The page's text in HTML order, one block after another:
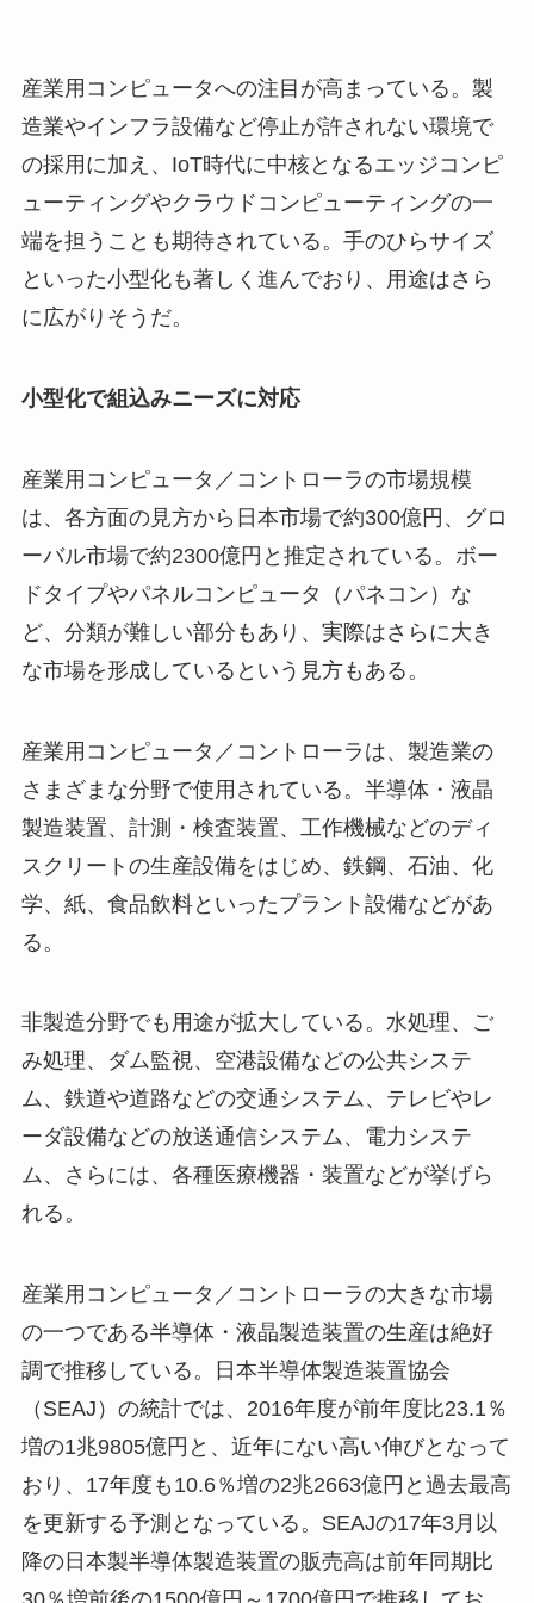
産業用コンピュータへの注目が高まっている。製
造業やインフラ設備など停止が許されない環境で
の採用に加え、IoT時代に中核となるエッジコンピ
ューティングやクラウドコンピューティングの一
端を担うことも期待されている。手のひらサイズ
といった小型化も著しく進んでおり、用途はさら
に広がりそうだ。
小型化で組込みニーズに対応
産業用コンピュータ／コントローラの市場規模
は、各方面の見方から日本市場で約300億円、グロ
ーバル市場で約2300億円と推定されている。ボー
ドタイプやパネルコンピュータ（パネコン）な
ど、分類が難しい部分もあり、実際はさらに大き
な市場を形成しているという見方もある。
産業用コンピュータ／コントローラは、製造業の
さまざまな分野で使用されている。半導体・液晶
製造装置、計測・検査装置、工作機械などのディ
スクリートの生産設備をはじめ、鉄鋼、石油、化
学、紙、食品飲料といったプラント設備などがあ
る。
非製造分野でも用途が拡大している。水処理、ご
み処理、ダム監視、空港設備などの公共システ
ム、鉄道や道路などの交通システム、テレビやレ
ーダ設備などの放送通信システム、電力システ
ム、さらには、各種医療機器・装置などが挙げら
れる。
産業用コンピュータ／コントローラの大きな市場
の一つである半導体・液晶製造装置の生産は絶好
調で推移している。日本半導体製造装置協会
（SEAJ）の統計では、2016年度が前年度比23.1％
増の1兆9805億円と、近年にない高い伸びとなって
おり、17年度も10.6％増の2兆2663億円と過去最高
を更新する予測となっている。SEAJの17年3月以
降の日本製半導体製造装置の販売高は前年同期比